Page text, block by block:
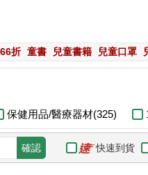
折 童書 兒童書籍 兒童口罩
保健用品/醫療器材(325)
確認 快速到貨